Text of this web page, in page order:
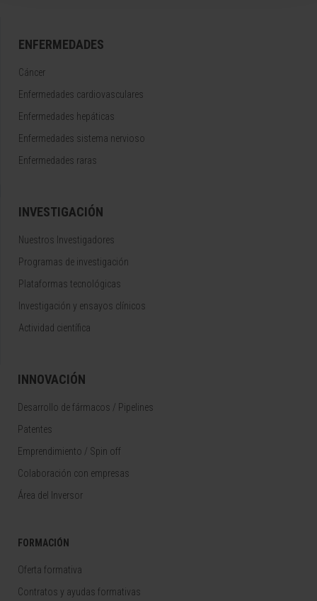
ENFERMEDADES
Cáncer
Enfermedades cardiovasculares
Enfermedades hepáticas
Enfermedades sistema nervioso
Enfermedades raras
INVESTIGACIÓN
Nuestros Investigadores
Programas de investigación
Plataformas tecnológicas
Investigación y ensayos clínicos
Actividad científica
INNOVACIÓN
Desarrollo de fármacos / Pipelines
Patentes
Emprendimiento / Spin off
Colaboración con empresas
Área del Inversor
FORMACIÓN
Oferta formativa
Contratos y ayudas formativas